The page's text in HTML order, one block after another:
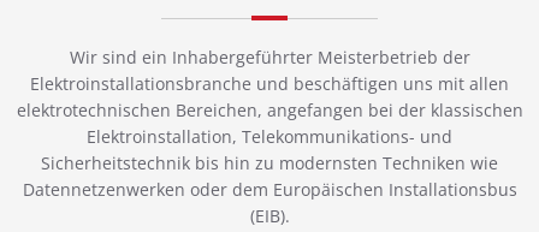
Wir sind ein Inhabergeführter Meisterbetrieb der
Elektroinstallationsbranche und beschäftigen uns mit allen
elektrotechnischen Bereichen, angefangen bei der klassischen
Elektroinstallation, Telekommunikations- und
Sicherheitstechnik bis hin zu modernsten Techniken wie
Datennetzenwerken oder dem Europäischen Installationsbus
(EIB).